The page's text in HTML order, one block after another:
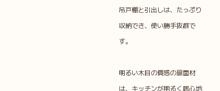
吊戸棚と引出しは、たっぷり
収納でき、使い勝手抜群で
す。
明るい木目の質感の扉面材
は、キッチンが明るく居心地